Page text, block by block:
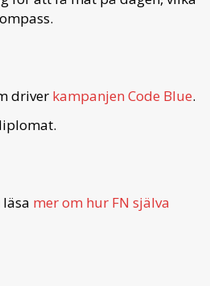
driver kampanjen Code Blue.
mer om hur FN själva